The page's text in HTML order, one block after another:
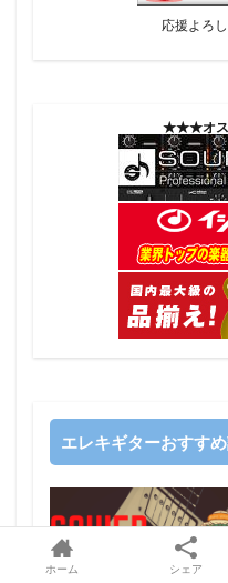
応援よろ
★★★オス
エレキギターおすす
ホーム シェア